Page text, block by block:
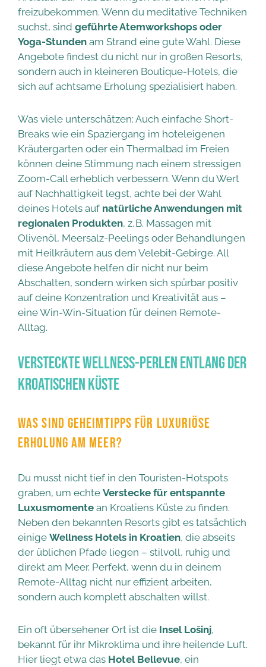
freizubekommen. Wenn du meditative Techniken
suchst, sind geführte Atemworkshops oder
Yoga-Stunden am Strand eine gute Wahl. Diese
Angebote findest du nicht nur in großen Resorts,
sondern auch in kleineren Boutique-Hotels, die
sich auf achtsame Erholung spezialisiert haben.
Was viele unterschätzen: Auch einfache Short-
Breaks wie ein Spaziergang im hoteleigenen
Kräutergarten oder ein Thermalbad im Freien
können deine Stimmung nach einem stressigen
Zoom-Call erheblich verbessern. Wenn du Wert
auf Nachhaltigkeit legst, achte bei der Wahl
deines Hotels auf natürliche Anwendungen mit
regionalen Produkten, z. B. Massagen mit
Olivenöl, Meersalz-Peelings oder Behandlungen
mit Heilkräutern aus dem Velebit-Gebirge. All
diese Angebote helfen dir nicht nur beim
Abschalten, sondern wirken sich spürbar positiv
auf deine Konzentration und Kreativität aus –
eine Win-Win-Situation für deinen Remote-
Alltag.
Versteckte Wellness-Perlen entlang der
kroatischen Küste
WAS SIND GEHEIMTIPPS FÜR LUXURIÖSE
ERHOLUNG AM MEER?
Du musst nicht tief in den Touristen-Hotspots
graben, um echte Verstecke für entspannte
Luxusmomente an Kroatiens Küste zu finden.
Neben den bekannten Resorts gibt es tatsächlich
einige Wellness Hotels in Kroatien, die abseits
der üblichen Pfade liegen – stilvoll, ruhig und
direkt am Meer. Perfekt, wenn du in deinem
Remote-Alltag nicht nur effizient arbeiten,
sondern auch komplett abschalten willst.
Ein oft übersehener Ort ist die Insel Lošinj,
bekannt für ihr Mikroklima und ihre heilende Luft.
Hier liegt etwa das Hotel Bellevue, ein